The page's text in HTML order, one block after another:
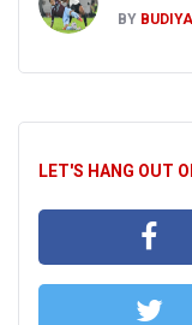
BY
LET'S HANG OUT